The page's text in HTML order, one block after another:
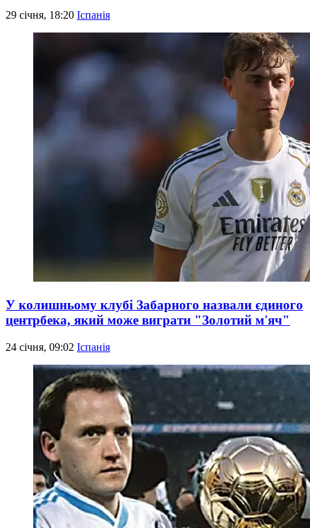
29 січня, 18:20 Іспанія
У колишньому клубі Забарного назвали єдиного
центрбека, який може виграти "Золотий м'яч"
24 січня, 09:02 Іспанія